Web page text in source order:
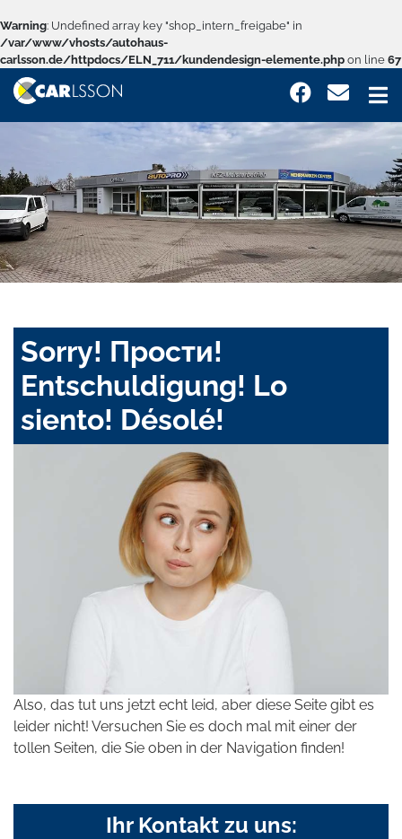
Warning: Undefined array key "shop_intern_freigabe" in
/var/www/vhosts/autohaus-
carlsson.de/httpdocs/ELN_711/kundendesign-elemente.php on line 67
Sorry! Прости!
Entschuldigung! Lo
siento! Désolé!
Also, das tut uns jetzt echt leid, aber diese Seite gibt es
leider nicht! Versuchen Sie es doch mal mit einer der
tollen Seiten, die Sie oben in der Navigation finden!
Ihr Kontakt zu uns: